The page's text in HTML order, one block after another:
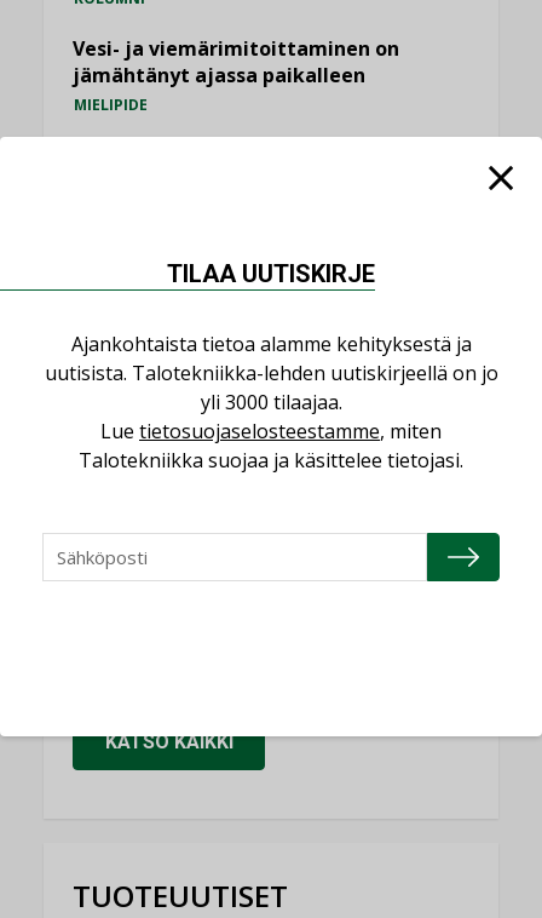
Vesi- ja viemärimitoittaminen on
jämähtänyt ajassa paikalleen
MIELIPIDE
NIMITYKSET
NIMITYKSET
Granlund Oy
NIMITYKSET
KATSO KAIKKI
TUOTEUUTISET
TILAA UUTISKIRJE
Ajankohtaista tietoa alamme kehityksestä ja
uutisista. Talotekniikka-lehden uutiskirjeellä on jo
yli 3000 tilaajaa.
Lue tietosuojaselosteestamme, miten
Talotekniikka suojaa ja käsittelee tietojasi.